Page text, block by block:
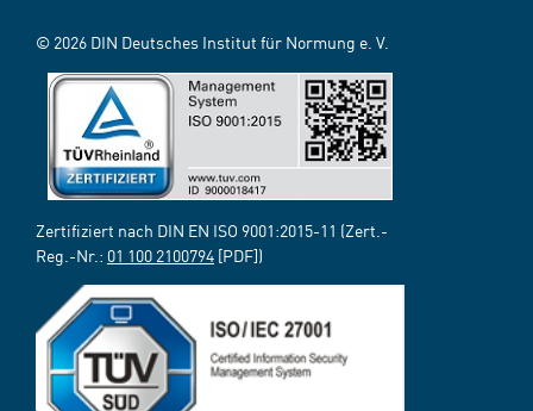
© 2026 DIN Deutsches Institut für Normung e. V.
Zertifiziert nach DIN EN ISO 9001:2015-11 (Zert.-
Reg.-Nr.: 01 100 2100794 [PDF])